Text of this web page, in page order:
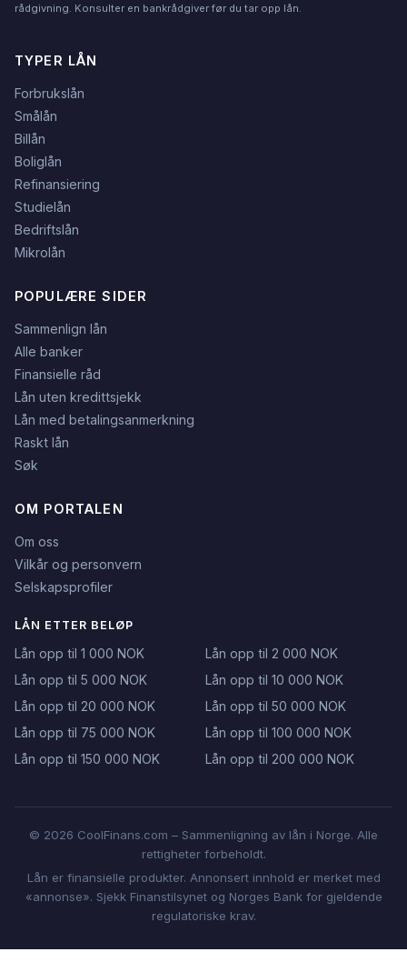
rådgivning. Konsulter en bankrådgiver før du tar opp lån.
TYPER LÅN
Forbrukslån
Smålån
Billån
Boliglån
Refinansiering
Studielån
Bedriftslån
Mikrolån
POPULÆRE SIDER
Sammenlign lån
Alle banker
Finansielle råd
Lån uten kredittsjekk
Lån med betalingsanmerkning
Raskt lån
Søk
OM PORTALEN
Om oss
Vilkår og personvern
Selskapsprofiler
LÅN ETTER BELØP
Lån opp til 1 000 NOK
Lån opp til 2 000 NOK
Lån opp til 5 000 NOK
Lån opp til 10 000 NOK
Lån opp til 20 000 NOK
Lån opp til 50 000 NOK
Lån opp til 75 000 NOK
Lån opp til 100 000 NOK
Lån opp til 150 000 NOK
Lån opp til 200 000 NOK
© 2026 CoolFinans.com – Sammenligning av lån i Norge. Alle
rettigheter forbeholdt.
Lån er finansielle produkter. Annonsert innhold er merket med
«annonse». Sjekk Finanstilsynet og Norges Bank for gjeldende
regulatoriske krav.